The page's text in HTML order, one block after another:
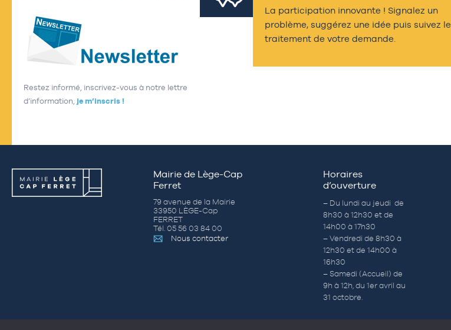
Restez informé, inscrivez-vous à notre lettre
d’information, je m’inscris !
La participation innovante ! Signalez un
problème, suggérez une idée puis suivez le
traitement de votre demande.
Mairie de Lège-Cap
Ferret
79 avenue de la Mairie
33950 LÈGE-Cap
FERRET
Tél. 05 56 03 84 00
Nous contacter
Horaires
d’ouverture
– Du lundi au jeudi de
8h30 à 12h30 et de
14h00 à 17h30
– Vendredi de 8h30 à
12h30 et de 14h00 à
16h30
– Samedi (Accueil) de
9h à 12h, du 1er avril au
31 octobre.